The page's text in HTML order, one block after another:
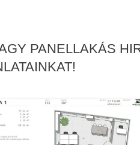
PANELLAKÁS